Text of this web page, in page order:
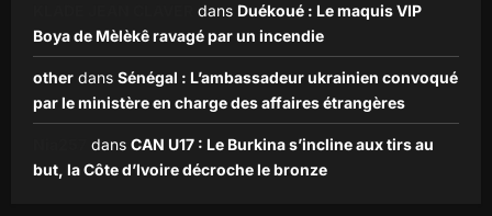
dans Duékoué : Le maquis VIP
Boya de Mèlèkê ravagé par un incendie
other dans Sénégal : L’ambassadeur ukrainien convoqué
par le ministère en charge des affaires étrangères
dans CAN U17 : Le Burkina s’incline aux tirs au
but, la Côte d’Ivoire décroche le bronze